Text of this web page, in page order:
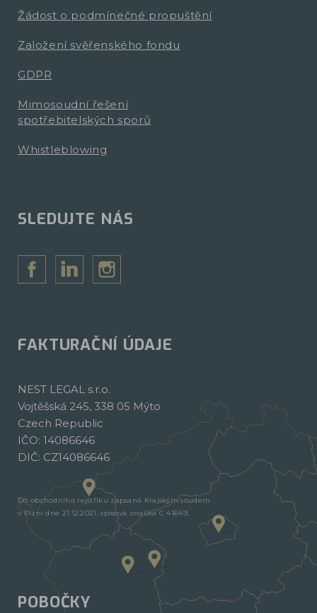
Žádost o podmínečné propuštění
Založení svěřenského fondu
GDPR
Mimosoudní řešení
spotřebitelských sporů
Whistleblowing
SLEDUJTE NÁS
FAKTURAČNÍ ÚDAJE
NEST LEGAL s.r.o.
Vojtěšská 245, 338 05 Mýto
Czech Republic
IČO: 14086646
DIČ: CZ14086646
Do obchodního rejstříku zapsaná Krajským soudem
v Plzni dne 21.12.2021, spisová značka C 41649.
POBOČKY